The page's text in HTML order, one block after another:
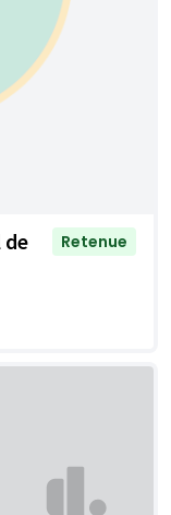
de
Retenue